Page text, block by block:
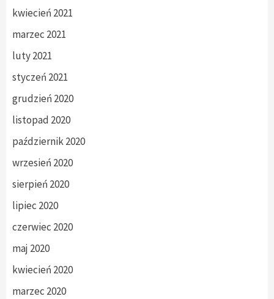
kwiecień 2021
marzec 2021
luty 2021
styczeń 2021
grudzień 2020
listopad 2020
październik 2020
wrzesień 2020
sierpień 2020
lipiec 2020
czerwiec 2020
maj 2020
kwiecień 2020
marzec 2020